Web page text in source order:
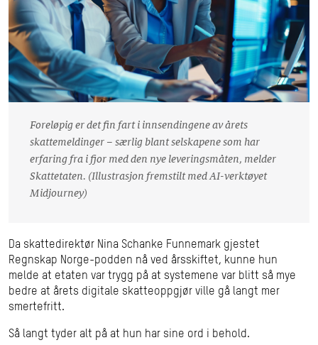
Foreløpig er det fin fart i innsendingene av årets
skattemeldinger – særlig blant selskapene som har
erfaring fra i fjor med den nye leveringsmåten, melder
Skattetaten. (Illustrasjon fremstilt med AI-verktøyet
Midjourney)
Da skattedirektør Nina Schanke Funnemark gjestet
Regnskap Norge-podden nå ved årsskiftet, kunne hun
melde at etaten var trygg på at systemene var blitt så mye
bedre at årets digitale skatteoppgjør ville gå langt mer
smertefritt.
Så langt tyder alt på at hun har sine ord i behold.